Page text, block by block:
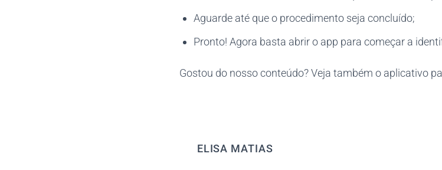
Aguarde até que o procedimento seja concluído;
Pronto! Agora basta abrir o app para começar a
Gostou do nosso conteúdo? Veja também o aplicativo
ELISA MATIAS